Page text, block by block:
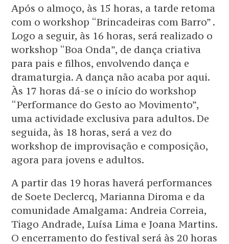
Após o almoço, às 15 horas, a tarde retoma
com o workshop “Brincadeiras com Barro” .
Logo a seguir, às 16 horas, será realizado o
workshop “Boa Onda”, de dança criativa
para pais e filhos, envolvendo dança e
dramaturgia. A dança não acaba por aqui.
Às 17 horas dá-se o início do workshop
“Performance do Gesto ao Movimento”,
uma actividade exclusiva para adultos. De
seguida, às 18 horas, será a vez do
workshop de improvisação e composição,
agora para jovens e adultos.
A partir das 19 horas haverá performances
de Soete Declercq, Marianna Diroma e da
comunidade Amalgama: Andreia Correia,
Tiago Andrade, Luísa Lima e Joana Martins.
O encerramento do festival será às 20 horas